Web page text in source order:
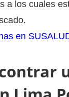
a los cuales
en